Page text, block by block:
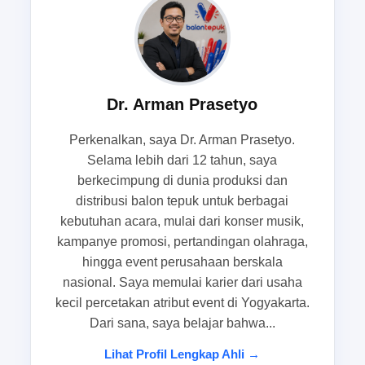
penting untuk panitia sekolah, EO
lokal, dan tim promosi brand
Kebutuhan ready stock paling terasa saat Anda
menangani acara dengan tenggat yang pendek,
kampanye promosi brand yang jadwalnya sudah
tetap. Dalam situasi seperti ini,balon tepuk
grosir tangerangsering dicari karena pembeli
tidak hanya butuh produk, tetapi juga kepastian
barang bisa segera dipakai.
Panitia sekolah biasanya perlu jumlah yang
cukup besar untuk mendukung suasana ramai
dan seragam. Sementara itu, EO lokal dan tim
promosi brand membutuhkan produk yang bisa
langsung dibagikan ke peserta atau pengunjung
Dr. Arman Prasetyo
Perkenalkan, saya Dr. Arman Prasetyo.
Selama lebih dari 12 tahun, saya
berkecimpung di dunia produksi dan
distribusi balon tepuk untuk berbagai
kebutuhan acara, mulai dari konser musik,
kampanye promosi, pertandingan olahraga,
hingga event perusahaan berskala
nasional. Saya memulai karier dari usaha
kecil percetakan atribut event di Yogyakarta.
Dari sana, saya belajar bahwa...
Lihat Profil Lengkap Ahli →